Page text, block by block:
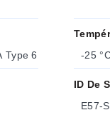
Type 6
-25
ID De
E57-